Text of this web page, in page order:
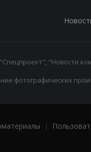
"Новости
фотографических
|